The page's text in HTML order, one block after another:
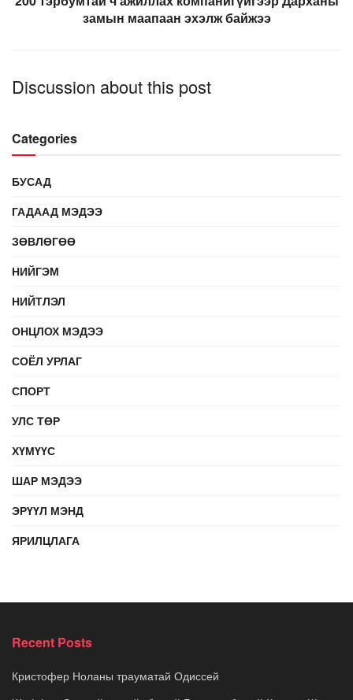
замын маапаан эхэлж байжээ
Discussion about this post
Categories
БУСАД
ГАДААД МЭДЭЭ
ЗӨВЛӨГӨӨ
НИЙГЭМ
НИЙТЛЭЛ
ОНЦЛОХ МЭДЭЭ
СОЁЛ УРЛАГ
СПОРТ
УЛС ТӨР
ХҮМҮҮС
ШАР МЭДЭЭ
ЭРҮҮЛ МЭНД
ЯРИЛЦЛАГА
Recent Posts
Кристофер Ноланы трауматай Одиссей